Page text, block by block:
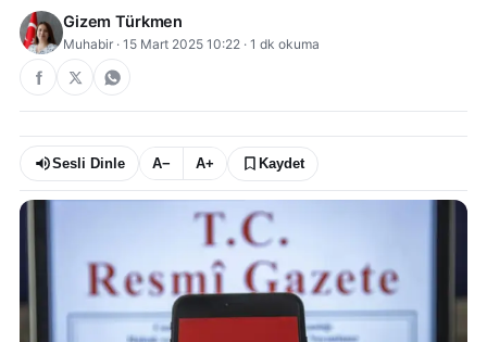
Gizem Türkmen
Muhabir · 15 Mart 2025 10:22 · 1 dk okuma
Sesli Dinle A− A+ Kaydet